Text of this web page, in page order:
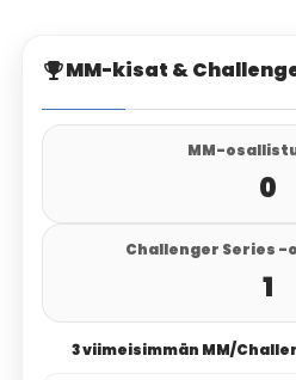
MM-kisat &
MM-
0
Challenger Series
1
3 viimeisimmän MM/